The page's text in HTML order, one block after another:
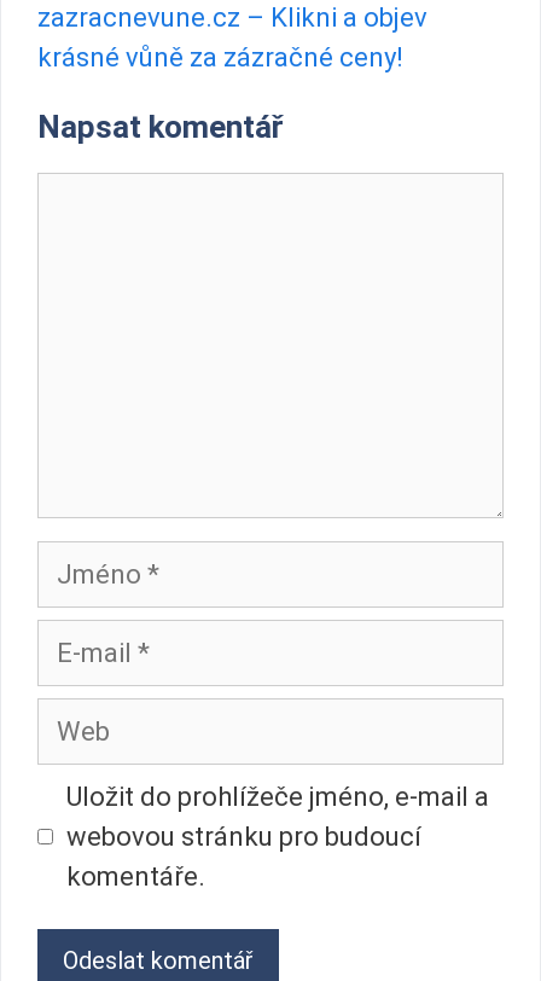
zazracnevune.cz – Klikni a objev
krásné vůně za zázračné ceny!
Napsat komentář
Jméno
E-
mail
Web
Uložit do prohlížeče jméno, e-mail a
webovou stránku pro budoucí
komentáře.